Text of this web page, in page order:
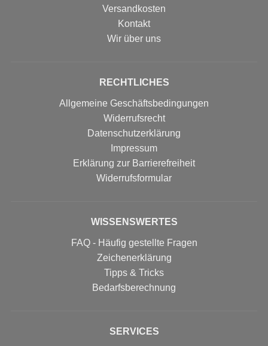
Versandkosten
Kontakt
Wir über uns
RECHTLICHES
Allgemeine Geschäftsbedingungen
Widerrufsrecht
Datenschutzerklärung
Impressum
Erklärung zur Barrierefreiheit
Widerrufs­formular
WISSENSWERTES
FAQ - Häufig gestellte Fragen
Zeichenerklärung
Tipps & Tricks
Bedarfsberechnung
SERVICES